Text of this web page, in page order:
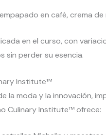
en café, crema de
en el curso, con
sin perder su esencia.
Institute™
la moda y la innovación,
Culinary Institute™ ofrece: